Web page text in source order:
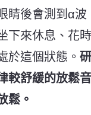
睛後會測到α波
下來休息、花
於這個狀態。
較舒緩的放鬆
鬆。